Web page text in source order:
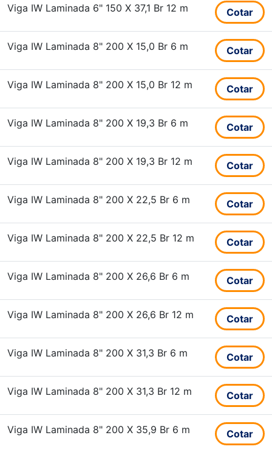
Viga IW Laminada 6" 150 X 37,1 Br 12 m Cotar
Viga IW Laminada 8" 200 X 15,0 Br 6 m Cotar
Viga IW Laminada 8" 200 X 15,0 Br 12 m Cotar
Viga IW Laminada 8" 200 X 19,3 Br 6 m Cotar
Viga IW Laminada 8" 200 X 19,3 Br 12 m Cotar
Viga IW Laminada 8" 200 X 22,5 Br 6 m Cotar
Viga IW Laminada 8" 200 X 22,5 Br 12 m Cotar
Viga IW Laminada 8" 200 X 26,6 Br 6 m Cotar
Viga IW Laminada 8" 200 X 26,6 Br 12 m Cotar
Viga IW Laminada 8" 200 X 31,3 Br 6 m Cotar
Viga IW Laminada 8" 200 X 31,3 Br 12 m Cotar
Viga IW Laminada 8" 200 X 35,9 Br 6 m Cotar